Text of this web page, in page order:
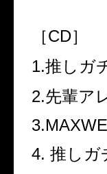
［CD］
1.推しガ
2.先輩ア
4. 推しガ